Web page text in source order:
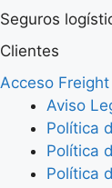
Seguros
Clientes
Acceso
Aviso
Política
Política
Política